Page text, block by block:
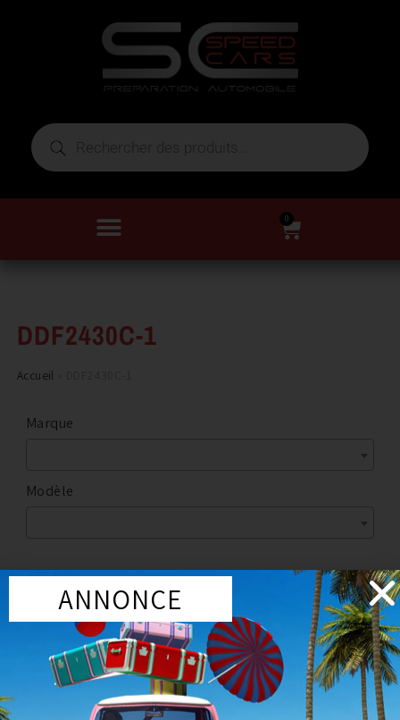
0
DDF2430C-1
Accueil
Marque
Modèle
Marque
BREMBO
Année du véhicule:à partir de 2009
Série:V6 3.7L
ANNONCE